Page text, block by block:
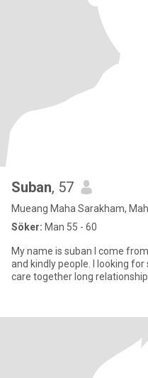
Suban, 57
Mueang Maha Sarakham,
Söker: Man 55 - 60
My name is suban I come
and kindly people. I looking
care together long relationship.